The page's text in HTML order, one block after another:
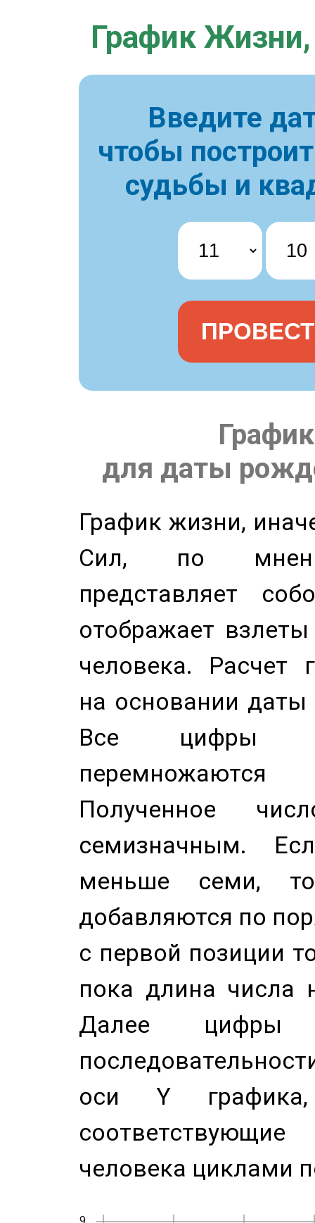
График Жизни,
Введите
чтобы
судьбы и
для даты
График жизни,
Сил, по
представляет
отображает
человека. Расчет
на основании
Все цифры
Полученное
семизначным.
меньше семи,
добавляются по
с первой позиции
пока длина числа
Далее цифры
оси Y
человека циклами